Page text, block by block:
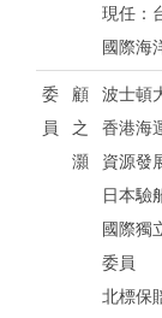
現任：
國際海
委
員
顧
之
灝
波士頓
香港海
資源發
日本驗
國際獨
委員
北標保